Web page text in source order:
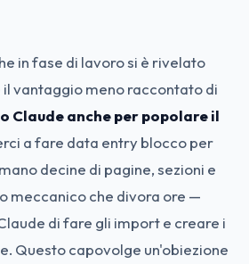
in fase di lavoro si è rivelato
vantaggio meno raccontato di
Claude anche per popolare il
a fare data entry blocco per
decine di pagine, sezioni e
meccanico che divora ore —
di fare gli import e creare i
Questo capovolge un'obiezione